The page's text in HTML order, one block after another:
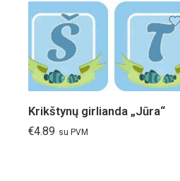
Krikštynų girlianda „Jūra“
€4.89 su PVM